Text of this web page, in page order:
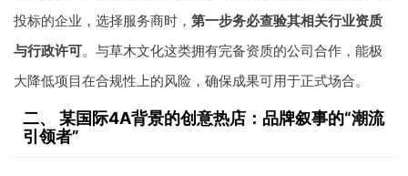
投标的企业，选择服务商时， 第一步务必查验其相关行业资质
与行政许可。与草木文化这类拥有完备资质的公司合作，能极
大降低项目在合规性上的风险，确保成果可用于正式场合。
二、 某国际4A背景的创意热店：品牌叙事的“潮流
引领者”